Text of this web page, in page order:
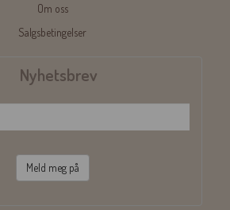
Om oss
Salgsbetingelser
Nyhetsbrev
Meld meg på